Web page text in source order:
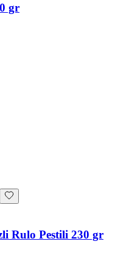
gr
Rulo Pestili 230 gr